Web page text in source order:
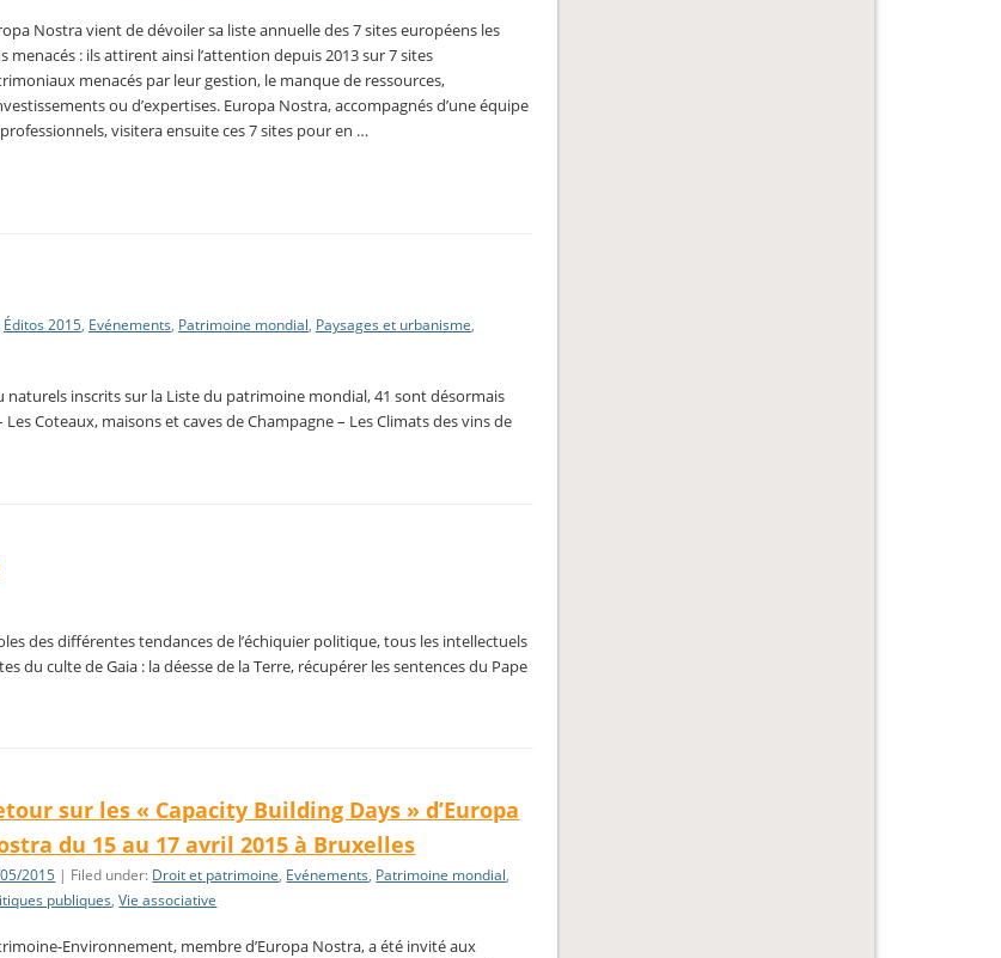
Nostra vient de dévoiler sa liste annuelle des 7 sites européens les
menacés : ils attirent ainsi l’attention depuis 2013 sur 7 sites
menacés par leur gestion, le manque de ressources,
ou d’expertises. Europa Nostra, accompagnés d’une équipe
visitera ensuite ces 7 sites pour en …
Éditos 2015, Evénements, Patrimoine mondial, Paysages et urbanisme,
naturels inscrits sur la Liste du patrimoine mondial, 41 sont désormais
Coteaux, maisons et caves de Champagne – Les Climats des vins de
des différentes tendances de l’échiquier politique, tous les intellectuels
du culte de Gaia : la déesse de la Terre, récupérer les sentences du Pape
sur les « Capacity Building Days » d’Europa
du 15 au 17 avril 2015 à Bruxelles
2015 | Filed under: Droit et patrimoine, Evénements, Patrimoine mondial,
publiques,Vie associative
Environnement, membre d’Europa Nostra, a été invité aux